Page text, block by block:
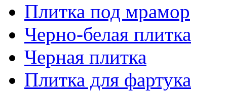
Плитка под мрамор
Черно-белая плитка
Черная плитка
Плитка для фартука